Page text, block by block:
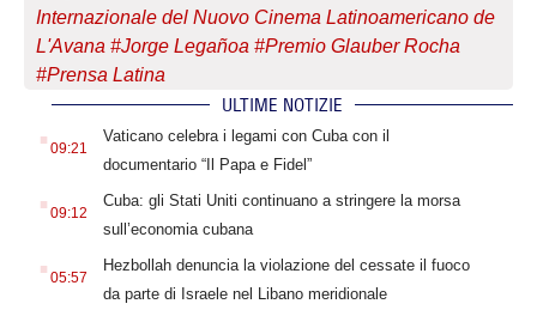
Internazionale del Nuovo Cinema Latinoamericano de
L'Avana #Jorge Legañoa #Premio Glauber Rocha
#Prensa Latina
ULTIME NOTIZIE
. 09:21
Vaticano celebra i legami con Cuba con il
documentario “Il Papa e Fidel”
. 09:12
Cuba: gli Stati Uniti continuano a stringere la morsa
sull’economia cubana
. 05:57
Hezbollah denuncia la violazione del cessate il fuoco
da parte di Israele nel Libano meridionale